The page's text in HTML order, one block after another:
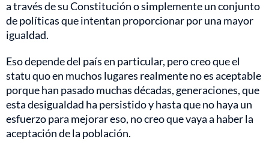
a través de su Constitución o simplemente un conjunto
de políticas que intentan proporcionar por una mayor
igualdad.
Eso depende del país en particular, pero creo que el
statu quo en muchos lugares realmente no es aceptable
porque han pasado muchas décadas, generaciones, que
esta desigualdad ha persistido y hasta que no haya un
esfuerzo para mejorar eso, no creo que vaya a haber la
aceptación de la población.